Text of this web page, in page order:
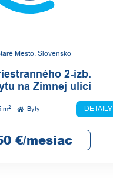
Mesto, Slovensko
2-izb.
na Zimnej ulici
m2 Byty DETAILY
€/mesiac